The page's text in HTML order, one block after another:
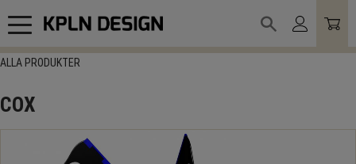
Meny
ALLA PRODUKTER
COX